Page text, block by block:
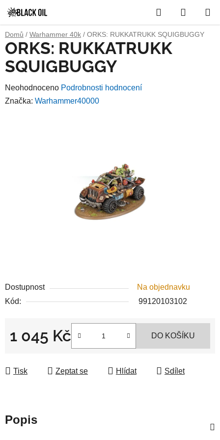
na
obsah
Hledat
KOŠÍK
Domů / Warhammer 40k / ORKS: RUKKATRUKK SQUIGBUGGY
Dostupnost
Na objednavku
Kód:
99120103102
1 045 Kč DO KOŠÍKU
Tisk Zeptat se Hlídat Sdílet
ORKS: RUKKATRUKK
SQUIGBUGGY
Průměrné
hodnocení
Neohodnoceno Podrobnosti hodnocení
Značka: Warhammer40000
Popis